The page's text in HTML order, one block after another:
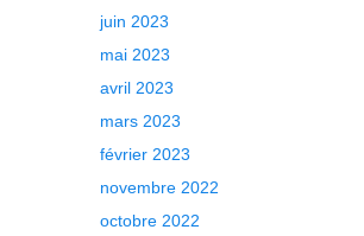
juin 2023
mai 2023
avril 2023
mars 2023
février 2023
novembre 2022
octobre 2022